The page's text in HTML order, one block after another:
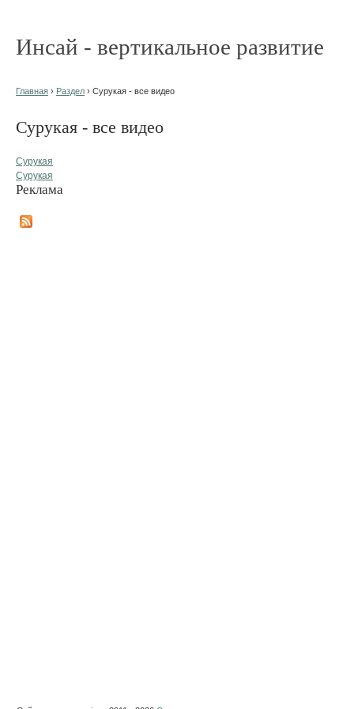
Инсай - вертикальное развитие
Главная › Раздел › Сурукая - все видео
Сурукая - все видео
Сурукая
Сурукая
Реклама